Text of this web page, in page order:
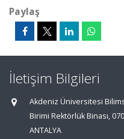
Paylaş
İletişim Bilgileri
Akdeniz Üniversitesi
Birimi Rektörlük Binası,
ANTALYA